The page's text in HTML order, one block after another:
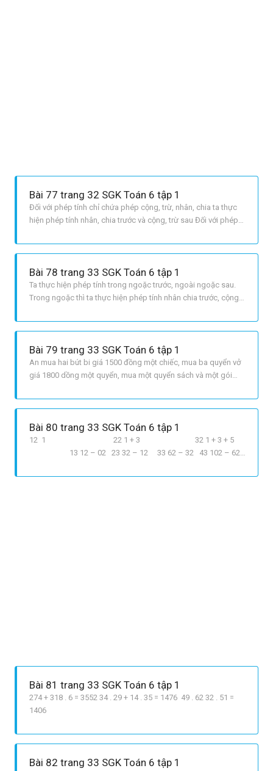
Bài 77 trang 32 SGK Toán 6 tập 1
Đối với phép tính chỉ chứa phép cộng, trừ, nhân, chia ta thực
hiện phép tính nhân, chia trước và cộng, trừ sau Đối với phép
sau: > [ ] > { } LỜI GIẢI CHI TIẾT a 27 . 75 + 25 . 27 150 ;;= 2025
Bài 78 trang 33 SGK Toán 6 tập 1
Ta thực hiện phép tính trong ngoặc trước, ngoài ngoặc sau.
Trong ngoặc thì ta thực hiện phép tính nhân chia trước, cộng
3 = 12 000 3000 + 5400 + 3600 : 3 = 12 000 3000 + 5400 + 1200
Bài 79 trang 33 SGK Toán 6 tập 1
An mua hai bút bi giá 1500 đồng một chiếc, mua ba quyển vở
giá 1800 dồng một quyển, mua một quyển sách và một gói
hai quyển vở, tổng số tiền phải trả là 12 000 đồng. Tính giá một
Bài 80 trang 33 SGK Toán 6 tập 1
12 1 22 1 + 3 32 1 + 3 + 5
13 12 – 02 23 32 – 12 33 62 – 32 43 102 – 62
Bài 81 trang 33 SGK Toán 6 tập 1
274 + 318 . 6 = 3552 34 . 29 + 14 . 35 = 1476 49 . 62 32 . 51 =
1406
Bài 82 trang 33 SGK Toán 6 tập 1